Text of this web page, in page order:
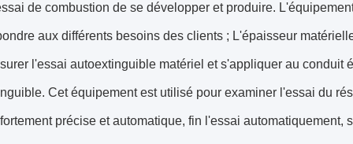
de combustion de se développer et produire.
aux différents besoins des clients ; L'épaisseur
l'essai autoextinguible matériel et s'appliquer au conduit
Cet équipement est utilisé pour examiner l'essai du
précise et automatique, fin l'essai automatiquement,